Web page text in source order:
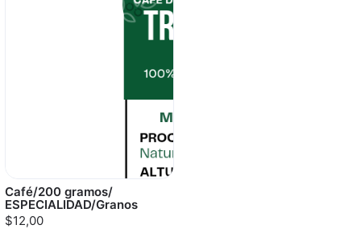
Café/200 gramos/
ESPECIALIDAD/Granos
$12,00